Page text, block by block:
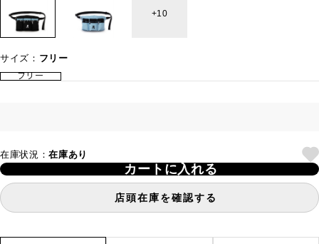
10
サイズ： フリー
フリー
在庫状況：在庫あり
カートに入れる
店頭在庫を確認する